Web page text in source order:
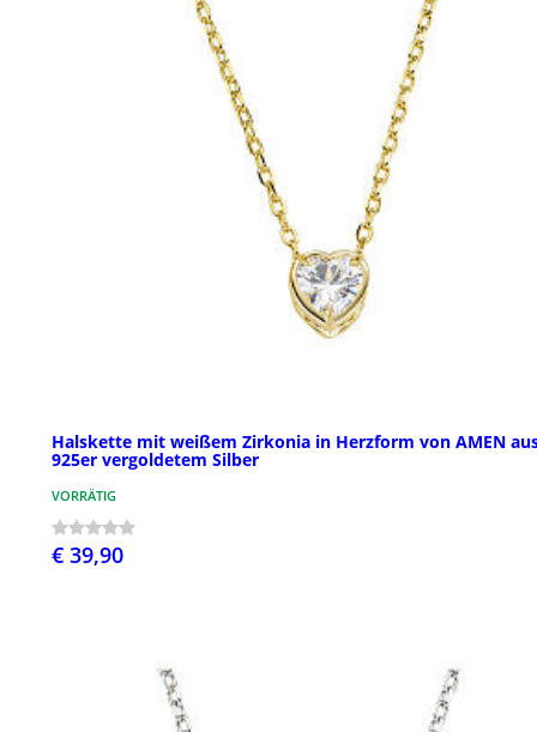
Halskette mit weißem Zirkonia in Herzform von AMEN
925er vergoldetem Silber
VORRÄTIG
€ 39,90